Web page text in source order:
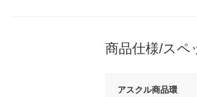
商品仕様/スペ
アスクル商品環